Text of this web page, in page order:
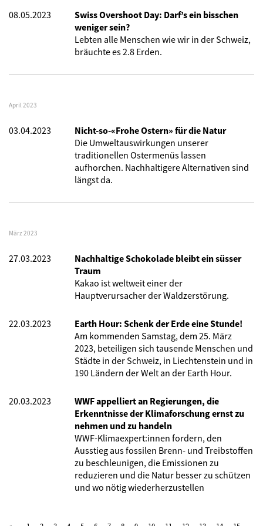
08.05.2023
Swiss Overshoot Day: Darf’s ein bisschen
weniger sein?
Lebten alle Menschen wie wir in der Schweiz,
bräuchte es 2.8 Erden.
April 2023
03.04.2023
Nicht-so-«Frohe Ostern» für die Natur
Die Umweltauswirkungen unserer
traditionellen Ostermenüs lassen
aufhorchen. Nachhaltigere Alternativen sind
längst da.
März 2023
27.03.2023
Nachhaltige Schokolade bleibt ein süsser
Traum
Kakao ist weltweit einer der
Hauptverursacher der Waldzerstörung.
22.03.2023
Earth Hour: Schenk der Erde eine Stunde!
Am kommenden Samstag, dem 25. März
2023, beteiligen sich tausende Menschen und
Städte in der Schweiz, in Liechtenstein und in
190 Ländern der Welt an der Earth Hour.
20.03.2023
WWF appelliert an Regierungen, die
Erkenntnisse der Klimaforschung ernst zu
nehmen und zu handeln
WWF-Klimaexpert:innen fordern, den
Ausstieg aus fossilen Brenn- und Treibstoffen
zu beschleunigen, die Emissionen zu
reduzieren und die Natur besser zu schützen
und wo nötig wiederherzustellen